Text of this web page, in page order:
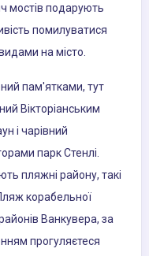
мостів подарують
помилуватися
на місто.
пам'ятками, тут
Вікторіанським
і чарівний
парк Стенлі.
пляжні району, такі
корабельної
Ванкувера, за
прогуляєтеся